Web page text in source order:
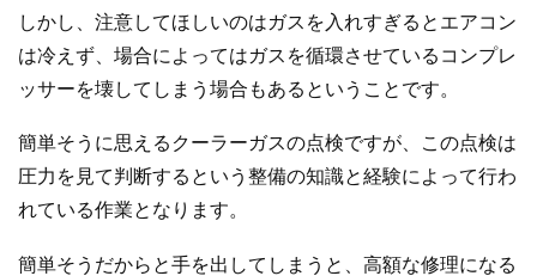
しかし、注意してほしいのはガスを入れすぎるとエアコン
は冷えず、場合によってはガスを循環させているコンプレ
ッサーを壊してしまう場合もあるということです。
簡単そうに思えるクーラーガスの点検ですが、この点検は
圧力を見て判断するという整備の知識と経験によって行わ
れている作業となります。
簡単そうだからと手を出してしまうと、高額な修理になる